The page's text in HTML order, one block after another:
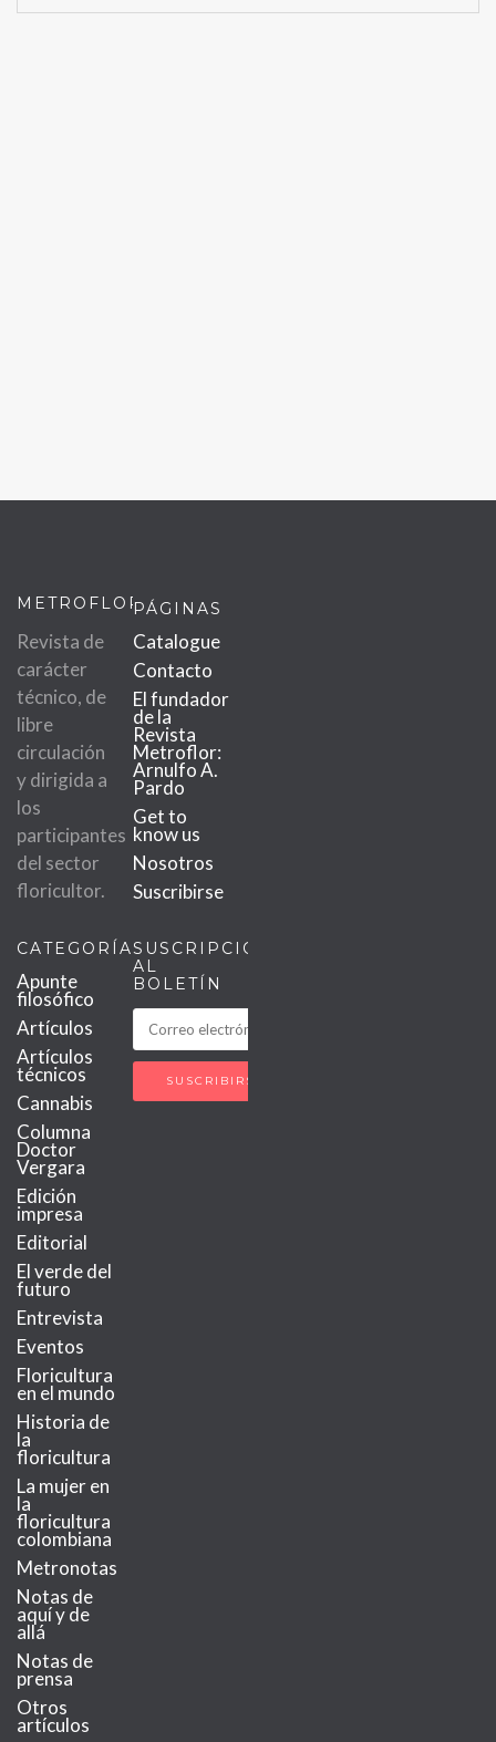
METROFLOR
Revista de
carácter
técnico, de
libre
circulación
y dirigida a
los
participantes
del sector
floricultor.
PÁGINAS
Catalogue
Contacto
El fundador
de la
Revista
Metroflor:
Arnulfo A.
Pardo
Get to
know us
Nosotros
Suscribirse
CATEGORÍAS
Apunte
filosófico
Artículos
Artículos
técnicos
Cannabis
Columna
Doctor
Vergara
Edición
impresa
Editorial
El verde del
futuro
Entrevista
Eventos
Floricultura
en el mundo
Historia de
la
floricultura
La mujer en
la
floricultura
colombiana
Metronotas
Notas de
aquí y de
allá
Notas de
prensa
Otros
artículos
SUSCRIPCIÓN
AL
BOLETÍN